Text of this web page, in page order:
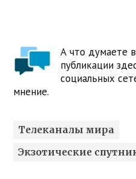
А что думаете
публикации
социальных
мнение.
Телеканалы мира
Экзотические